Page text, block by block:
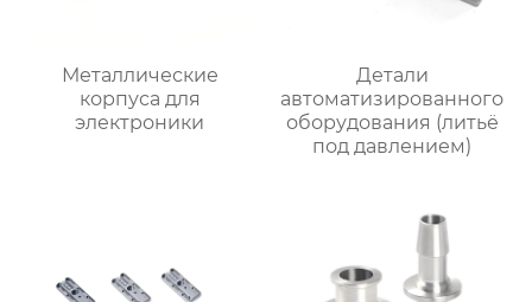
Металлические
корпуса для
электроники
Детали
автоматизированного
оборудования (литьё
под давлением)